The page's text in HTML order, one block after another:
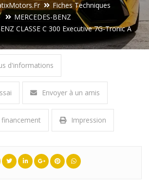
Fiches Techniques
MERCEDES-BENZ
CLASSE C 300 Executive 7G-Tronic A
d'informations
Envoyer à un amis
Impression